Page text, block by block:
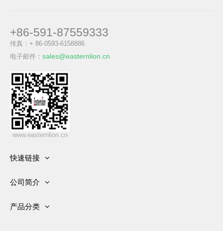
+86-591-87559333
传真：+ 86-0593-6158886
电子邮件： sales@easternlion.cn
www.easternlion.cn
快速链接
关于公司
公司简介
产品分类